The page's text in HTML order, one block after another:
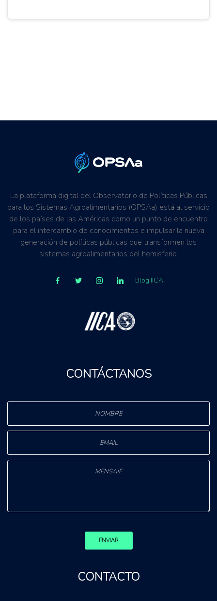
La plataforma digital del Observatorio de Políticas Públicas
para los Sistemas Agroalimentarios (OPSAa) está al servicio
de los países de las Américas como un punto de encuentro
para el intercambio de conocimientos e impulsar la nueva
generación de políticas públicas que transformen los
sistemas agroalimentarios del hemisferio.
Blog IICA
CONTÁCTANOS
ENVIAR
CONTACTO